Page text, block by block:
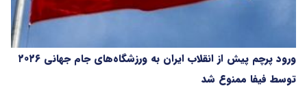
ورود پرچم پیش از انقلاب ایران به ورزشگاه‌های جام جهانی ۲۰۲۶
توسط فیفا ممنوع شد